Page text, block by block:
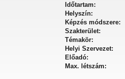
Időtartam:
Helyszín:
Képzés módszere:
Szakterület:
Témakör:
Helyi Szervezet:
Előadó:
Max. létszám: